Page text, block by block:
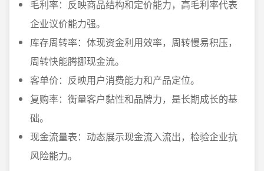
毛利率：反映商品结构和定价能力，高毛利率代表
企业议价能力强。
库存周转率：体现资金利用效率，周转慢易积压，
周转快能腾挪现金流。
客单价：反映用户消费能力和产品定位。
复购率：衡量客户黏性和品牌力，是长期成长的基
础。
现金流量表：动态展示现金流入流出，检验企业抗
风险能力。